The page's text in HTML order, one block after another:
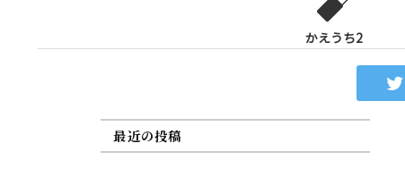
かえうち2
最近の投稿